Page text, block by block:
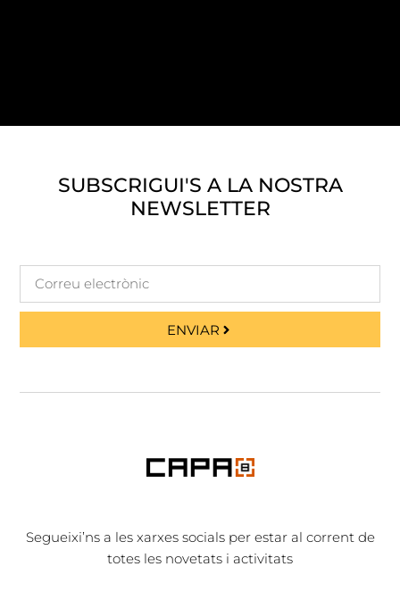
SUBSCRIGUI'S A LA NOSTRA
NEWSLETTER
ENVIAR
Segueixi’ns a les xarxes socials per estar al corrent de
totes les novetats i activitats